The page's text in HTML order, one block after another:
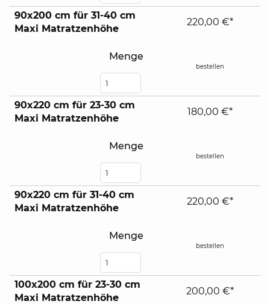
90x200 cm für 31-40 cm
Maxi Matratzenhöhe
Menge
220,00 €*
bestellen
90x220 cm für 23-30 cm
Maxi Matratzenhöhe
Menge
180,00 €*
bestellen
90x220 cm für 31-40 cm
Maxi Matratzenhöhe
Menge
220,00 €*
bestellen
100x200 cm für 23-30 cm
Maxi Matratzenhöhe
200,00 €*